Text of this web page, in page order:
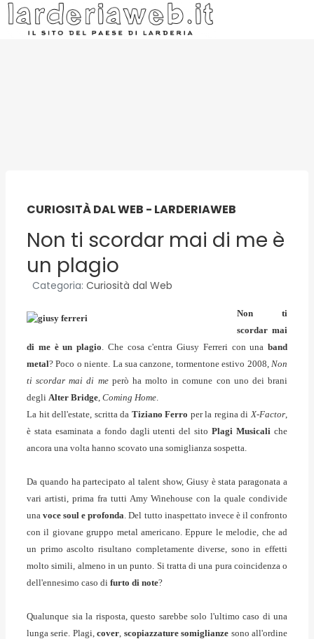
CURIOSITÀ DAL WEB - LARDERIAWEB
Non ti scordar mai di me è
un plagio
Categoria: Curiosità dal Web
Non ti
scordar mai
di me è un plagio. Che cosa c'entra Giusy Ferreri con una band
metal? Poco o niente. La sua canzone, tormentone estivo 2008, Non
ti scordar mai di meperò ha molto in comune con uno dei brani
degli Alter Bridge, Coming Home.
La hit dell'estate, scritta da Tiziano Ferro per la regina diX-Factor,
è stata esaminata a fondo dagli utenti del sitoPlagi Musicali che
ancora una volta hanno scovato una somiglianza sospetta.
Da quando ha partecipato al talent show, Giusy è stata paragonata a
vari artisti, prima fra tutti Amy Winehouse con la quale condivide
unavoce soul e profonda. Del tutto inaspettato invece è il confronto
con il giovane gruppo metal americano. Eppure le melodie, che ad
un primo ascolto risultano completamente diverse, sono in effetti
molto simili, almeno in un punto. Si tratta di una pura coincidenza o
dell'ennesimo caso di furto di note?
Qualunque sia la risposta, questo sarebbe solo l'ultimo caso di una
lunga serie. Plagi,cover, scopiazzaturesomiglianze sono all'ordine